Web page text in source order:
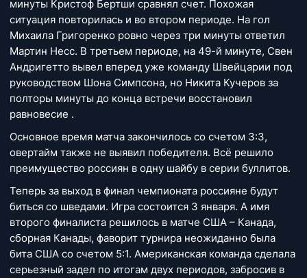
минуты Кристоф Бертши сравнял счет. Похожая
ситуация повторилась и во втором периоде. На гол
Михаила Григоренко ровно через три минуты ответил
Мартин Несс. В третьем периоде, на 49-й минуте, Свен
Андригетто вывел вперед уже команду Швейцарии под
руководством Шона Симпсона, но Никита Кучеров за
полторы минуты до конца встречи восстановил
равновесие .
Основное время матча закончилось со счетом 3:3,
овертайм также не выявил победителя. Всё решило
преимущество россиян в одну шайбу в серии буллитов.
Теперь за выход в финал чемпионата россияне будут
биться со шведами. Игра состоится 3 января. А имя
второго финалиста решилось в матче США – Канада,
сборная Канады, фаворит турнира неожиданно была
бита США со счетом 5:1. Американская команда сделала
серьезный задел по итогам двух периодов, забросив в